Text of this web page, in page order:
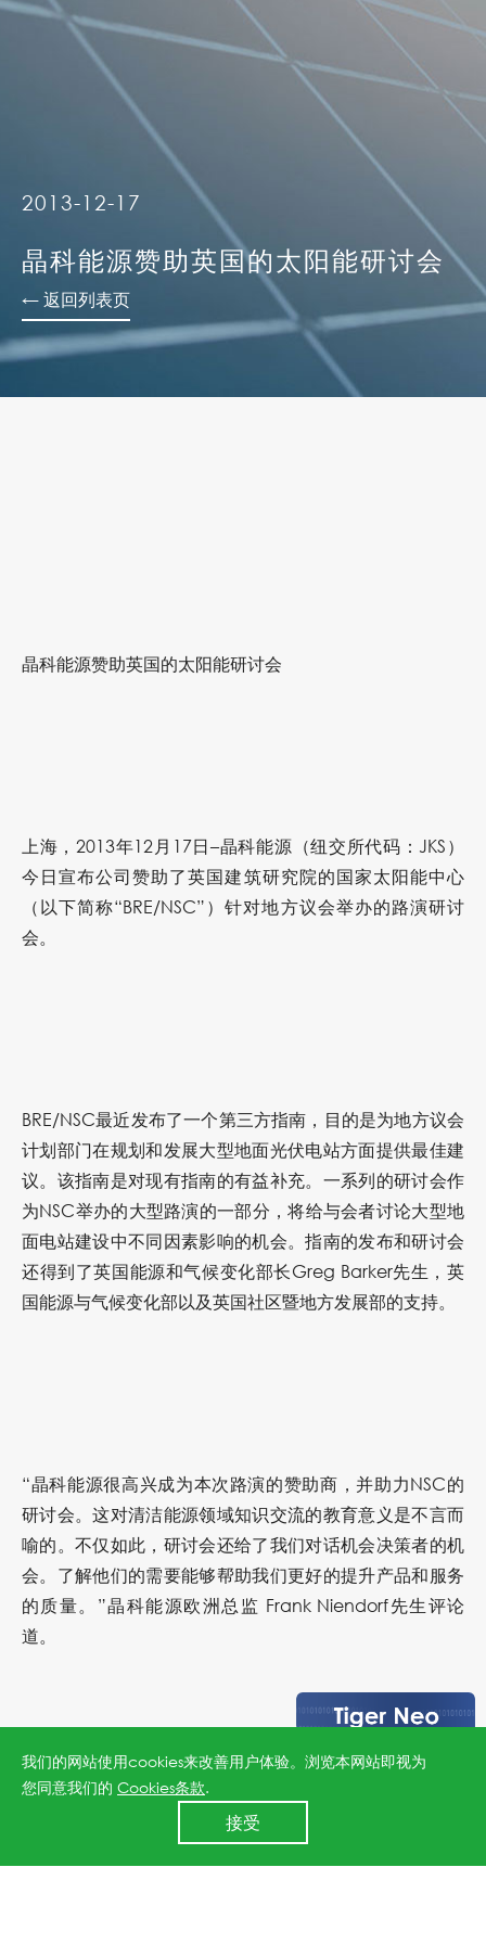
2013-12-17
晶科能源赞助英国的太阳能研讨会
← 返回列表页
晶科能源赞助英国的太阳能研讨会
上海，2013年12月17日–晶科能源（纽交所代码：JKS）
今日宣布公司赞助了英国建筑研究院的国家太阳能中心
（以下简称“BRE/NSC”）针对地方议会举办的路演研讨
会。
BRE/NSC最近发布了一个第三方指南，目的是为地方议会
计划部门在规划和发展大型地面光伏电站方面提供最佳建
议。该指南是对现有指南的有益补充。一系列的研讨会作
为NSC举办的大型路演的一部分，将给与会者讨论大型地
面电站建设中不同因素影响的机会。指南的发布和研讨会
还得到了英国能源和气候变化部长Greg Barker先生，英
国能源与气候变化部以及英国社区暨地方发展部的支持。
“晶科能源很高兴成为本次路演的赞助商，并助力NSC的
研讨会。这对清洁能源领域知识交流的教育意义是不言而
喻的。不仅如此，研讨会还给了我们对话机会决策者的机
会。了解他们的需要能够帮助我们更好的提升产品和服务
的质量。”晶科能源欧洲总监 Frank Niendorf先生评论
道。
我们的网站使用cookies来改善用户体验。浏览本网站即视为
您同意我们的 Cookies条款.
接受